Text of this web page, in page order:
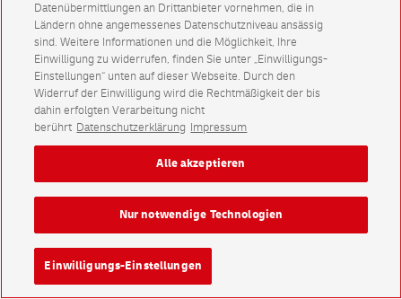
Datenübermittlungen an Drittanbieter vornehmen, die in
Ländern ohne angemessenes Datenschutzniveau ansässig
sind. Weitere Informationen und die Möglichkeit, Ihre
Einwilligung zu widerrufen, finden Sie unter „Einwilligungs-
Einstellungen“ unten auf dieser Webseite. Durch den
Widerruf der Einwilligung wird die Rechtmäßigkeit der bis
dahin erfolgten Verarbeitung nicht
berührt Datenschutzerklärung Impressum
Einwilligungs-Einstellungen
Nur notwendige Technologien
Alle akzeptieren